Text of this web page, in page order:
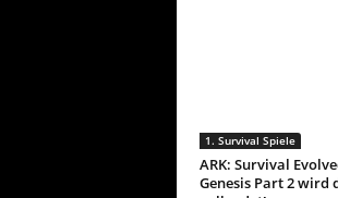
1. Survival Spiele
ARK: Survival
Genesis Part 2 wird